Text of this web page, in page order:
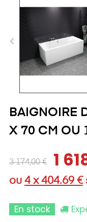
BAIGNOIRE
X 70 CM OU
3 174,00 € 1
ou 4 x 404.69 €
En stock